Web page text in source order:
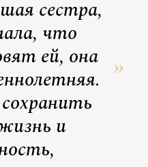
сестра,
что
ей, она
и